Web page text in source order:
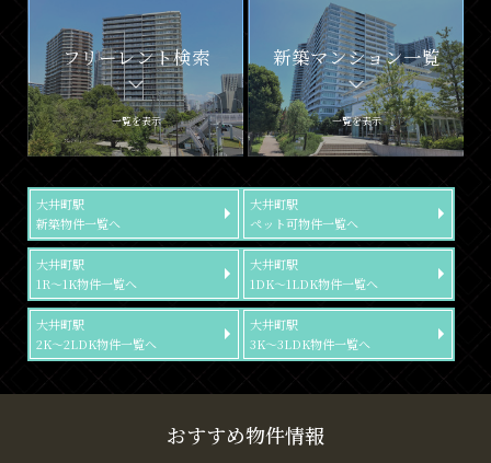
フリーレント検索
一覧を表示
新築マンション一覧
一覧を表示
大井町駅
新築物件一覧へ
大井町駅
ペット可物件一覧へ
大井町駅
1R～1K物件一覧へ
大井町駅
1DK～1LDK物件一覧へ
大井町駅
2K～2LDK物件一覧へ
大井町駅
3K～3LDK物件一覧へ
おすすめ物件情報